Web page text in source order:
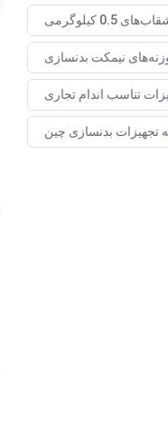
0.5 کیلوگرمی
نیمکت بدنسازی
تناسب اندام تجاری
تجهیزات بدنسازی چین